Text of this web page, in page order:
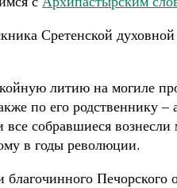
Сретенской
литию на могиле
по его родственнику
собравшиеся
в годы революции.
Печорского